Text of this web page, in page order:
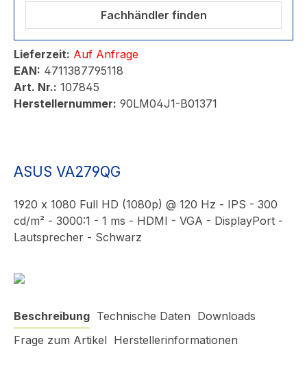
Fachhändler finden
Lieferzeit: Auf Anfrage
EAN: 4711387795118
Art. Nr.: 107845
Herstellernummer: 90LM04J1-B01371
ASUS VA279QG
1920 x 1080 Full HD (1080p) @ 120 Hz - IPS - 300
cd/m² - 3000:1 - 1 ms - HDMI - VGA - DisplayPort -
Lautsprecher - Schwarz
Beschreibung Technische Daten Downloads
Frage zum Artikel Herstellerinformationen